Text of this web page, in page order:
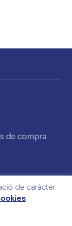
de compra
de caràcter
.